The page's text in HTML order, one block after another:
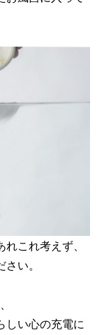
これ考えず、
い。
しい心の充電に